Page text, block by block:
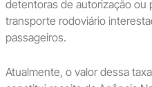
detentoras de autorização ou
transporte rodoviário
passageiros.
Atualmente, o valor dessa